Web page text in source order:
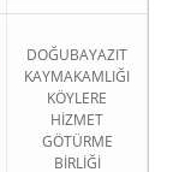
DOĞUBAYAZIT
KAYMAKAMLIĞI
KÖYLERE
HİZMET
GÖTÜRME
BİRLİĞİ